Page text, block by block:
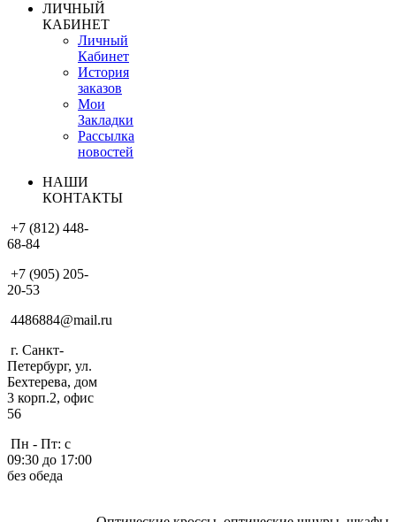
ЛИЧНЫЙ
КАБИНЕТ
Личный
Кабинет
История
заказов
Мои
Закладки
Рассылка
новостей
НАШИ
КОНТАКТЫ
+7 (812) 448-
68-84
+7 (905) 205-
20-53
4486884@mail.ru
г. Санкт-
Петербург, ул.
Бехтерева, дом
3 корп.2, офис
56
Пн - Пт: с
09:30 до 17:00
без обеда